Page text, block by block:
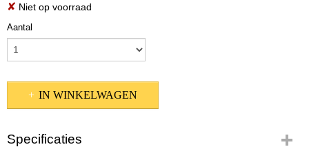
✘ Niet op voorraad
Aantal
IN WINKELWAGEN
Specificaties